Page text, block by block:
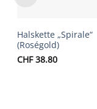
Halskette „Spirale“
(Roségold)
CHF38.80